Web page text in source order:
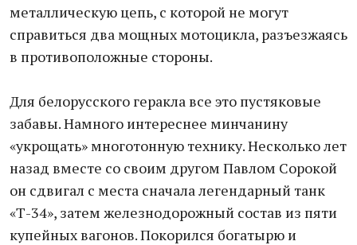
металлическую цепь, с которой не могут
справиться два мощных мотоцикла, разъезжаясь
в противоположные стороны.
Для белорусского геракла все это пустяковые
забавы. Намного интереснее минчанину
«укрощать» многотонную технику. Несколько лет
назад вместе со своим другом Павлом Сорокой
он сдвигал с места сначала легендарный танк
«Т-34», затем железнодорожный состав из пяти
купейных вагонов. Покорился богатырю и